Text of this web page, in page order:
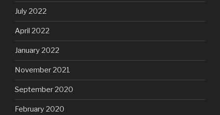
July 2022
April 2022
January 2022
November 2021
September 2020
February 2020